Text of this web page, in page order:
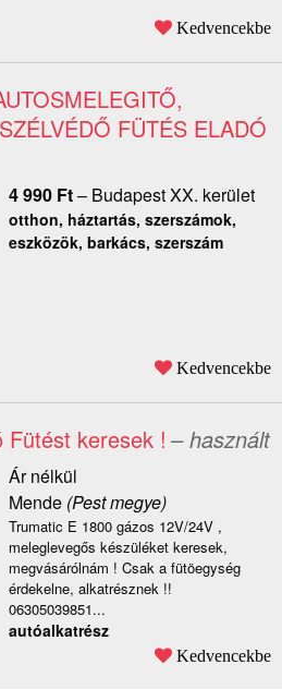
Kedvencekbe
FÜTÉS ELADÓ
4 990 Ft– Budapest XX. kerület
otthon, háztartás, szerszámok,
eszközök, barkács, szerszám
Kedvencekbe
Fütést keresek ! – használt
Ár nélkül
Mende(Pest megye)
Trumatic E 1800 gázos 12V/24V ,
meleglevegős készüléket keresek,
megvásárólnám ! Csak a fütöegység
érdekelne, alkatrésznek !!
06305039851...
autóalkatrész
Kedvencekbe